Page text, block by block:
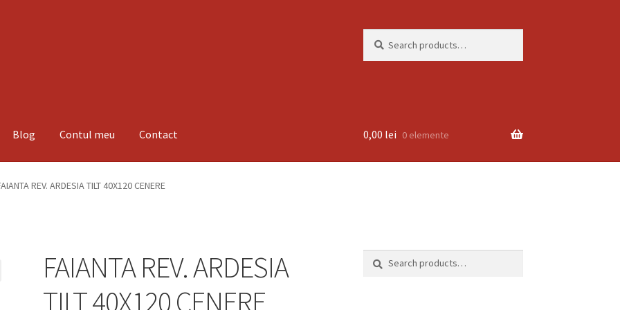
for:
Blog Contul meu Contact
noi Informatii MagazinPlată
0,00 lei 0 elemente
REV. ARDESIA TILT 40X120 CENERE
FAIANTA REV. ARDESIA
TILT 40X120 CENERE
Search
Search